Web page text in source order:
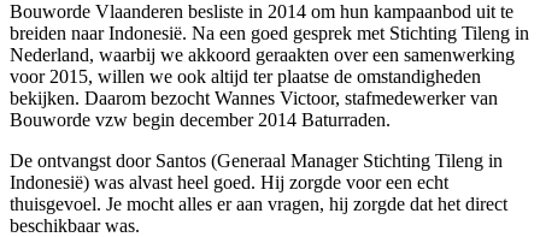
Bouworde Vlaanderen besliste in 2014 om hun kampaanbod uit te
breiden naar Indonesië. Na een goed gesprek met Stichting Tileng in
Nederland, waarbij we akkoord geraakten over een samenwerking
voor 2015, willen we ook altijd ter plaatse de omstandigheden
bekijken. Daarom bezocht Wannes Victoor, stafmedewerker van
Bouworde vzw begin december 2014 Baturraden.
De ontvangst door Santos (Generaal Manager Stichting Tileng in
Indonesië) was alvast heel goed. Hij zorgde voor een echt
thuisgevoel. Je mocht alles er aan vragen, hij zorgde dat het direct
beschikbaar was.